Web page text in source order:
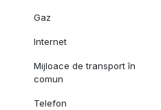
Gaz
Internet
Mijloace de transport în
comun
Telefon